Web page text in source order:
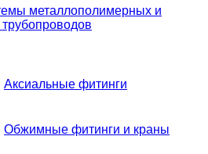
металлополимерных и
Аксиальные фитинги
Обжимные фитинги и краны